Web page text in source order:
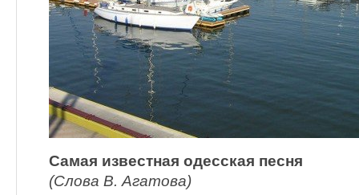
Самая известная одесская песня
(Слова В. Агатова)